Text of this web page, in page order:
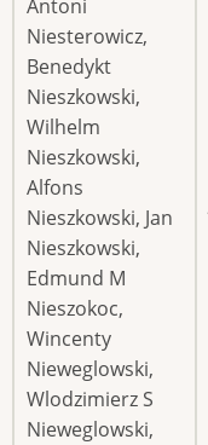
Antoni
Niesterowicz,
Benedykt
Nieszkowski,
Wilhelm
Nieszkowski,
Alfons
Nieszkowski, Jan
Nieszkowski,
Edmund M
Nieszokoc,
Wincenty
Nieweglowski,
Wlodzimierz S
Nieweglowski,